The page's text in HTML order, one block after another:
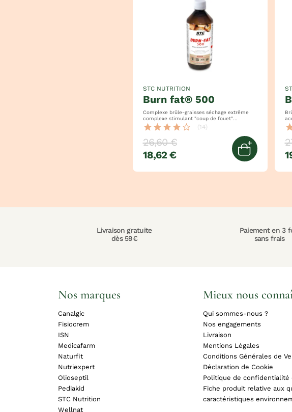
burn fat® 500
STC NUTRITION
Complexe brûle-graisses séchage extrême
complexe stimulant "coup de fouet"
complexe thermogénique + complexe
drainant
star star star star star_border (14)
26,60 €
18,62 €
Ajouter au
Livraison gratuite
dès 59€
Paiement en 3
sans frais
Nos marques
Canalgic
Fisiocrem
ISN
Medicafarm
Naturfit
Nutriexpert
Olioseptil
Pediakid
STC Nutrition
Wellnat
Mieux nous
Qui sommes-nous ?
Nos engagements
Livraison
Mentions Légales
Conditions Générales de
Déclaration de Cookie
Politique de confidentialité
Fiche produit relative aux
caractéristiques